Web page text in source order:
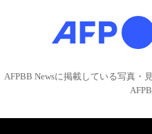
AFPBB Newsに掲載している写真